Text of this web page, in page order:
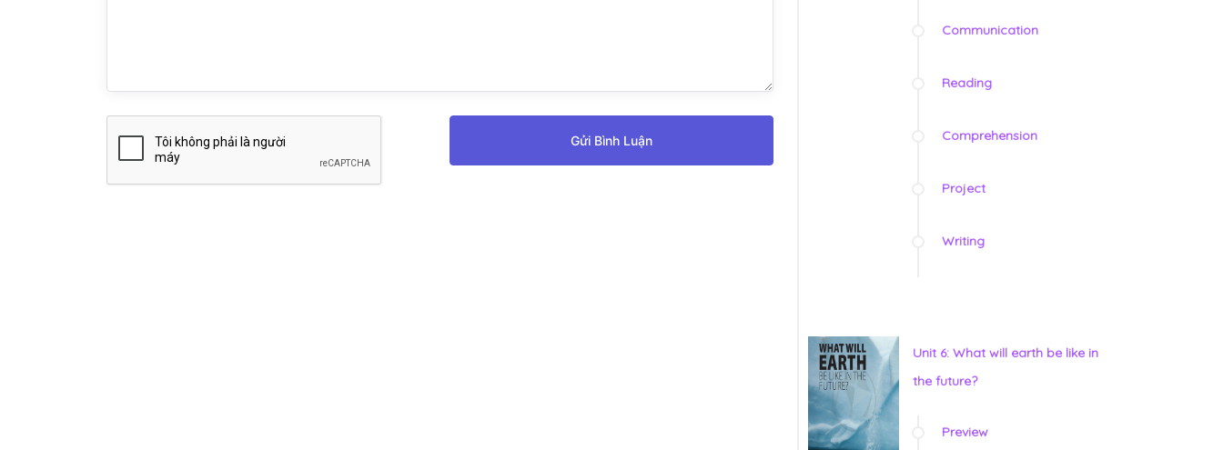
Gửi Bình Luận
Communication
Reading
Comprehension
Project
Writing
Unit 6: What will earth be like in
the future?
Preview